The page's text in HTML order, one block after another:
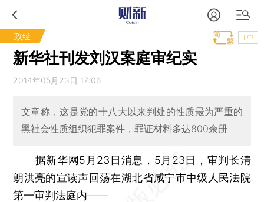
政经 T中
新华社刊发刘汉案庭审纪实
2014年05月23日 17:06
文章称，这是党的十八大以来判处的性质最为严重的
黑社会性质组织犯罪案件，罪证材料多达800余册
据新华网5月23日消息，5月23日，审判长清
朗洪亮的宣读声回荡在湖北省咸宁市中级人民法院
第一审判法庭内——